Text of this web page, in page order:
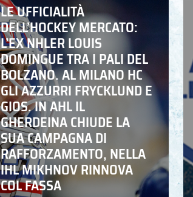
LE UFFICIALITÀ
DELL’HOCKEY MERCATO:
L’EX NHLER LOUIS
DOMINGUE TRA I PALI DEL
BOLZANO. AL MILANO HC
GLI AZZURRI FRYCKLUND E
GIOS. IN AHL IL
GHERDEINA CHIUDE LA
SUA CAMPAGNA DI
RAFFORZAMENTO, NELLA
IHL MIKHNOV RINNOVA
COL FASSA